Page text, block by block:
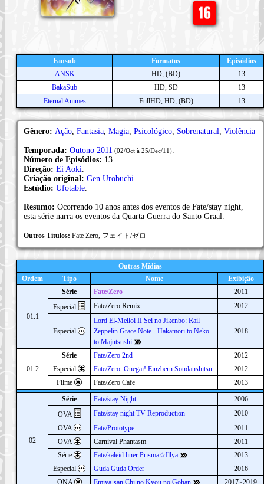
Fansub Formatos
Episódios
ANSK
HD, (BD)
13
BakaSub
HD, SD
13
Eternal Animes
FullHD, HD, (BD) 13
Gênero: Ação Fantasia Magia Psicológico Sobrenatural
Violência
Temporada: Outono 2011 (02/Oct à 25/Dec/11)
Número de Episódios: 13
Direção: Ei Aoki
Criação original: Gen Urobuchi
Estúdio: Ufotable
Resumo: Ocorrendo 10 anos antes dos eventos de Fate/stay night,
esta série narra os eventos da Quarta Guerra do Santo Graal.
Outros Títulos: Fate Zero, フェイト/ゼロ
Outras Mídias
Ordem
Tipo Nome Exibição
01.1
Série Fate/Zero
2011
Especial
Fate/Zero Remix 2012
Especial
Lord El-Melloi II Sei no Jikenbo: Rail
Zeppelin Grace Note - Hakamori to Neko
to Majutsushi
2018
01.2
Série Fate/Zero 2nd
2012
Especial
Fate/Zero: Onegai! Einzbern Soudanshitsu
2012
Filme
Fate/Zero Cafe 2013
02
Série Fate/stay Night
2006
OVA
Fate/stay night TV Reproduction
2010
OVA
Fate/Prototype
2011
OVA
Carnival Phantasm
2011
Série
Fate/kaleid liner Prisma☆Illya
2013
Especial
Guda Guda Order
2016
ONA
Emiya-san Chi no Kyou no Gohan 2017~2019